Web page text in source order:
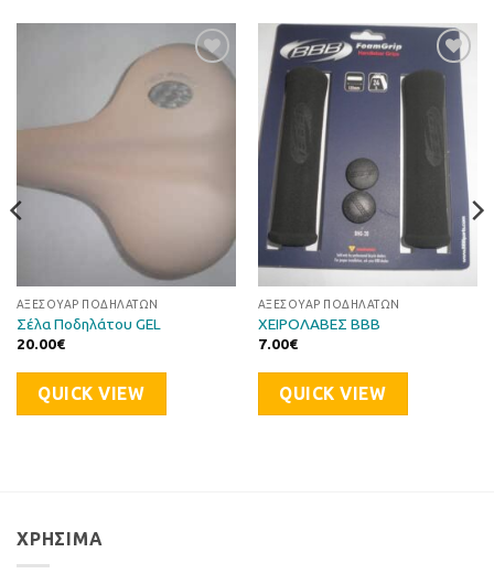
Προσθήκη
στη Λίστα
Επιθυμιών
ΑΞΕΣΟΥΆΡ ΠΟΔΗΛΆΤΩΝ
Σέλα Ποδηλάτου GEL
20.00€
QUICK VIEW
Προσθήκη
στη Λίστα
Επιθυμιών
ΑΞΕΣΟΥΆΡ ΠΟΔΗΛΆΤΩΝ
ΧΕΙΡΟΛΑΒΕΣ BBB
7.00€
QUICK VIEW
ΧΡΉΣΙΜΑ